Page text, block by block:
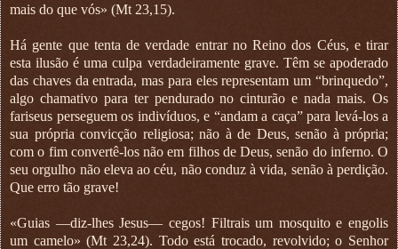
mais do que vós» (Mt 23,15).
Há gente que tenta de verdade entrar no Reino dos Céus, e tirar
esta ilusão é uma culpa verdadeiramente grave. Têm se apoderado
das chaves da entrada, mas para eles representam um “brinquedo”,
algo chamativo para ter pendurado no cinturão e nada mais. Os
fariseus perseguem os indivíduos, e “andam a caça” para levá-los a
sua própria convicção religiosa; não à de Deus, senão à própria;
com o fim convertê-los não em filhos de Deus, senão do inferno. O
seu orgulho não eleva ao céu, não conduz à vida, senão à perdição.
Que erro tão grave!
«Guias —diz-lhes Jesus— cegos! Filtrais um mosquito e engolis
um camelo» (Mt 23,24). Todo está trocado, revolvido; o Senhor